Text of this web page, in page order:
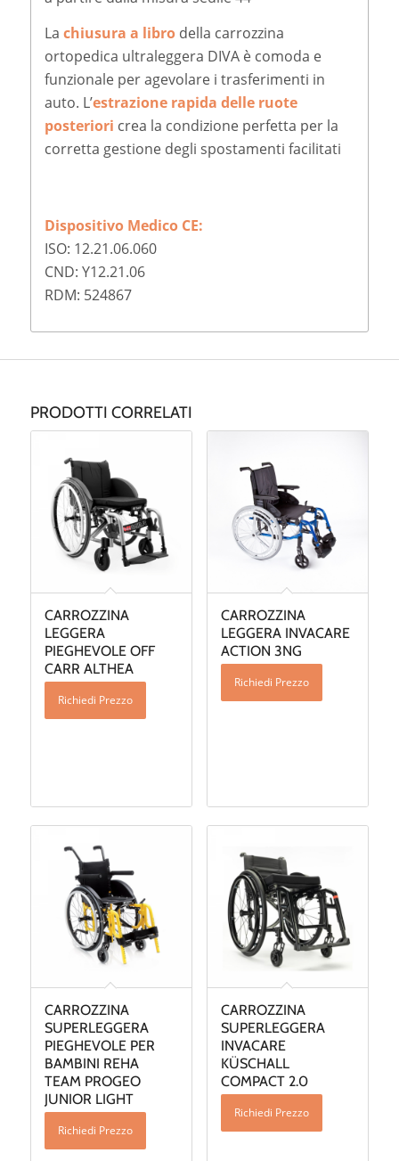
La chiusura a librodella carrozzina
ortopedica ultraleggera DIVA è comoda e
funzionale per agevolare i trasferimenti in
auto. L’estrazione rapida delle ruote
posteriori crea la condizione perfetta per la
corretta gestione degli spostamenti facilitati
Dispositivo Medico CE:
ISO: 12.21.06.060
CND: Y12.21.06
RDM: 524867
PRODOTTI CORRELATI
CARROZZINA
LEGGERA
PIEGHEVOLE OFF
CARR ALTHEA
Richiedi Prezzo
CARROZZINA
LEGGERA INVACARE
ACTION 3NG
Richiedi Prezzo
CARROZZINA
SUPERLEGGERA
PIEGHEVOLE PER
BAMBINI REHA
TEAM PROGEO
JUNIOR LIGHT
Richiedi Prezzo
CARROZZINA
SUPERLEGGERA
INVACARE
KÜSCHALL
COMPACT 2.0
Richiedi Prezzo